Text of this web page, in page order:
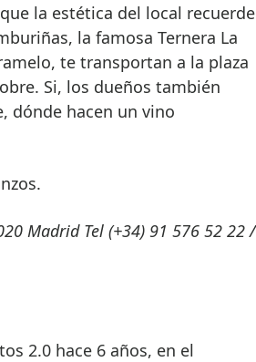
la estética del local recuerde
la famosa Ternera La
te transportan a la plaza
Si, los dueños también
dónde hacen un vino
Madrid Tel (+34) 91 576 52 22 /
2.0 hace 6 años, en el